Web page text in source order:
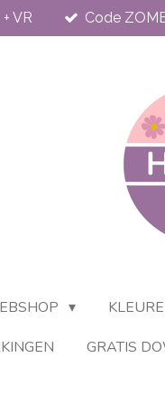
VR Code
GRATIS